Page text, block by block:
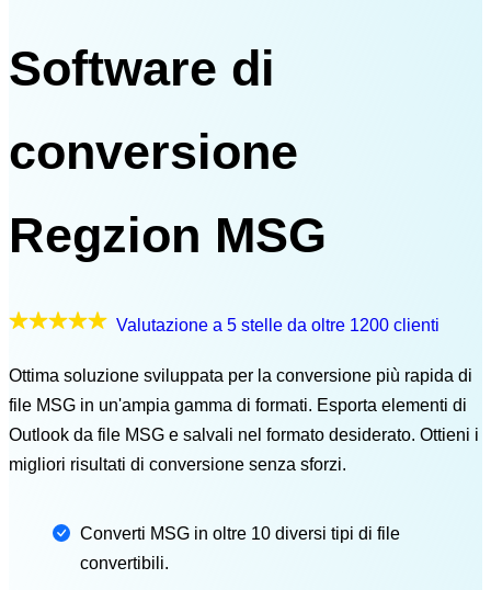
Software di
conversione
Regzion MSG
Valutazione a 5 stelle da oltre 1200 clienti
Ottima soluzione sviluppata per la conversione più rapida di
file MSG in un'ampia gamma di formati. Esporta elementi di
Outlook da file MSG e salvali nel formato desiderato. Ottieni i
migliori risultati di conversione senza sforzi.
Converti MSG in oltre 10 diversi tipi di file
convertibili.